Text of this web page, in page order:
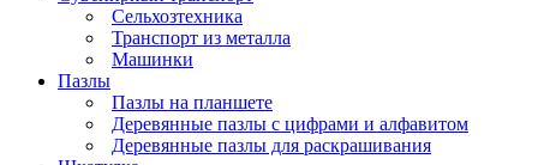
Сельхозтехника
Транспорт из металла
Машинки
Пазлы
Пазлы на планшете
Деревянные пазлы с цифрами и алфавитом
Деревянные пазлы для раскрашивания